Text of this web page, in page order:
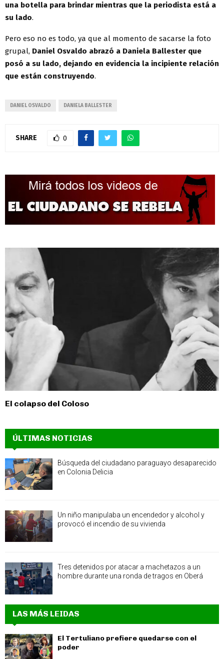
una botella para brindar mientras que la periodista está a
su lado.
Pero eso no es todo, ya que al momento de sacarse la foto
grupal, Daniel Osvaldo abrazó a Daniela Ballester que
posó a su lado, dejando en evidencia la incipiente relación
que están construyendo.
DANIEL OSVALDO DANIELA BALLESTER
SHARE 0
El colapso del Coloso
ÚLTIMAS NOTICIAS
Búsqueda del ciudadano paraguayo desaparecido
en Colonia Delicia
Un niño manipulaba un encendedor y alcohol y
provocó el incendio de su vivienda
Tres detenidos por atacar a machetazos a un
hombre durante una ronda de tragos en Oberá
LAS MÁS LEIDAS
El Tertuliano prefiere quedarse con el
poder